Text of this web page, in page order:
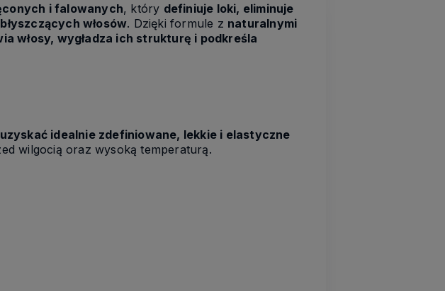
i falowanych, który definiuje loki, eliminuje
włosów. Dzięki formule z naturalnymi
włosy, wygładza ich strukturę i podkreśla
uzyskać idealnie zdefiniowane, lekkie i elastyczne
wilgocią oraz wysoką temperaturą.